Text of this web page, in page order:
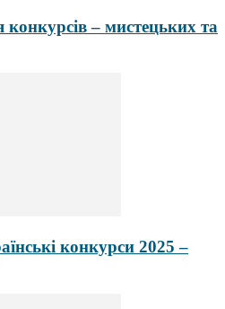
конкурсів – мистецьких та
конкурси 2025 –